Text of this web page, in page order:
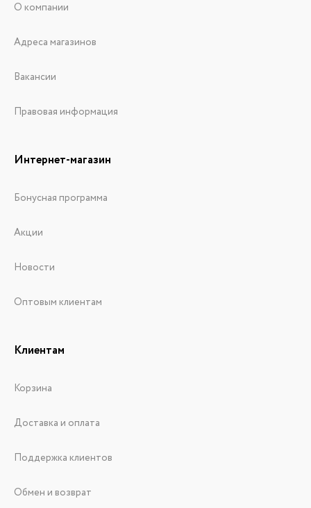
О компании
Адреса магазинов
Вакансии
Правовая информация
Интернет-магазин
Бонусная программа
Акции
Новости
Оптовым клиентам
Клиентам
Корзина
Доставка и оплата
Поддержка клиентов
Обмен и возврат